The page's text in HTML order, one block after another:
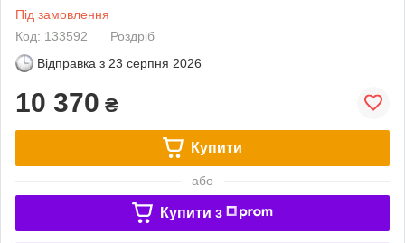
Під замовлення
Код: 133592
Роздріб
Відправка з 23 серпня 2026
10 370 ₴
Купити
або
Купити з